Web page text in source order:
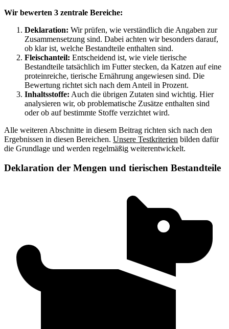
Wir bewerten 3 zentrale Bereiche:
Deklaration: Wir prüfen, wie verständlich die Angaben zur
Zusammensetzung sind. Dabei achten wir besonders darauf,
ob klar ist, welche Bestandteile enthalten sind.
Fleischanteil: Entscheidend ist, wie viele tierische
Bestandteile tatsächlich im Futter stecken, da Katzen auf eine
proteinreiche, tierische Ernährung angewiesen sind. Die
Bewertung richtet sich nach dem Anteil in Prozent.
Inhaltsstoffe: Auch die übrigen Zutaten sind wichtig. Hier
analysieren wir, ob problematische Zusätze enthalten sind
oder ob auf bestimmte Stoffe verzichtet wird.
Alle weiteren Abschnitte in diesem Beitrag richten sich nach den
Ergebnissen in diesen Bereichen. Unsere Testkriterien bilden dafür
die Grundlage und werden regelmäßig weiterentwickelt.
Deklaration der Mengen und tierischen Bestandteile